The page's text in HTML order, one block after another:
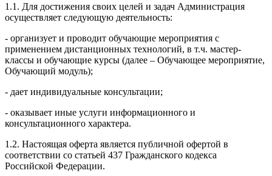
1.1. Для достижения своих целей и задач Администрация
осуществляет следующую деятельность:
- организует и проводит обучающие мероприятия с
применением дистанционных технологий, в т.ч. мастер-
классы и обучающие курсы (далее – Обучающее мероприятие,
Обучающий модуль);
- дает индивидуальные консультации;
- оказывает иные услуги информационного и
консультационного характера.
1.2. Настоящая оферта является публичной офертой в
соответствии со статьей 437 Гражданского кодекса
Российской Федерации.